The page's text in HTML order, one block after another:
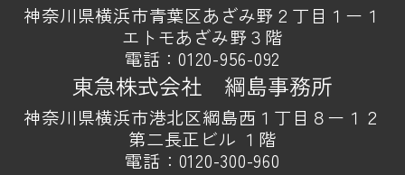
神奈川県横浜市青葉区あざみ野２丁目１ー１
エトモあざみ野３階
電話：0120-956-092
東急株式会社 綱島事務所
神奈川県横浜市港北区綱島西１丁目８ー１２
第二長正ビル １階
電話： 0120-300-960